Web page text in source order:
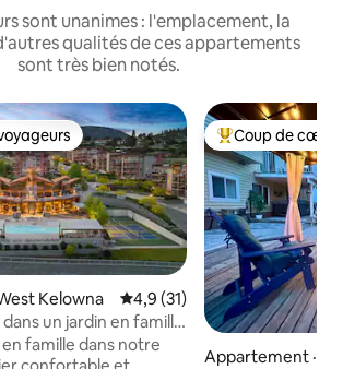
sont unanimes : l'emplacement, la
qualités de ces appartements
sont très bien notés.
Kelowna Note moyenne de 4,9 sur 5,
4,9 (31)
un jardin en famille
de villégiature
famille dans notre
Coup de cœur
Coup de cœur
Appartement ·